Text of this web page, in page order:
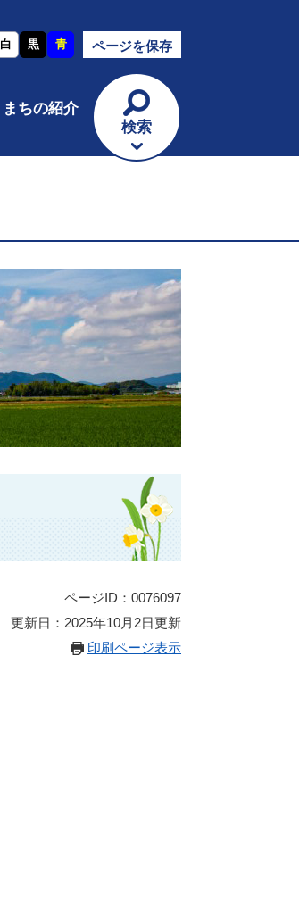
白 黒 青 ページを保存
まちの紹介
検索
ページID：0076097
更新日：2025年10月2日更新
印刷ページ表示